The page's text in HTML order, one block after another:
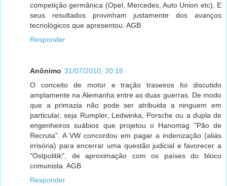
competição germânica (Opel, Mercedes, Auto Union etc). E
seus resultados provinham justamente dos avanços
tecnológicos que apresentou. AGB
Responder
Anônimo 31/07/2010, 20:18
O conceito de motor e tração traseiros foi discutido
amplamente na Alemanha entre as duas guerras. De modo
que a primazia não pode ser atribuida a ninguem em
particular, seja Rumpler, Ledwinka, Porsche ou a dupla de
engenheiros suábios que projetou o Hanomag "Pão de
Recruta". A VW concordou em pagar a indenização (aliás
irrisória) para encerrar uma questão judicial e favorecer a
"Ostpolitik", de aproximação com os países do bloco
comunista. AGB
Responder